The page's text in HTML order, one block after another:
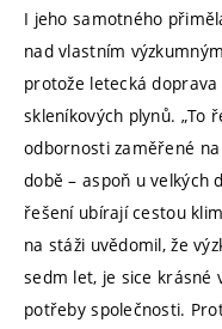
I jeho samotného
nad vlastním
protože letecká
skleníkových plynů. „To
odbornosti zaměřené
době – aspoň u velkých
řešení ubírají cestou
na stáži uvědomil, že
sedm let, je sice krásné
potřeby společnosti.